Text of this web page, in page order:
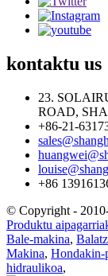
kontaktu us
23.
ROAD,
+86-21-
+86
© Copyright -
Produktu
Bale-makina,
Makina, Hondakin-
hidraulikoa,